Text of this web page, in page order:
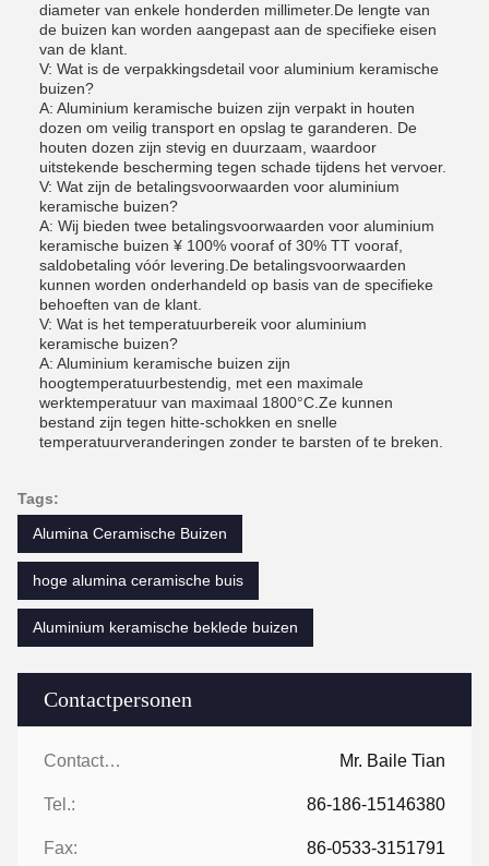
Contactpersonen
Contactpersonen: Mr. Baile Tian
Tel.: 86-186-15146380
Fax: 86-0533-3151791
diameter van enkele honderden millimeter.De lengte van
de buizen kan worden aangepast aan de specifieke eisen
van de klant.
V: Wat is de verpakkingsdetail voor aluminium keramische
buizen?
A: Aluminium keramische buizen zijn verpakt in houten
dozen om veilig transport en opslag te garanderen. De
houten dozen zijn stevig en duurzaam, waardoor
uitstekende bescherming tegen schade tijdens het vervoer.
V: Wat zijn de betalingsvoorwaarden voor aluminium
keramische buizen?
A: Wij bieden twee betalingsvoorwaarden voor aluminium
keramische buizen ¥ 100% vooraf of 30% TT vooraf,
saldobetaling vóór levering.De betalingsvoorwaarden
kunnen worden onderhandeld op basis van de specifieke
behoeften van de klant.
V: Wat is het temperatuurbereik voor aluminium
keramische buizen?
A: Aluminium keramische buizen zijn
hoogtemperatuurbestendig, met een maximale
werktemperatuur van maximaal 1800°C.Ze kunnen
bestand zijn tegen hitte-schokken en snelle
temperatuurveranderingen zonder te barsten of te breken.
Tags:
Alumina Ceramische Buizen
hoge alumina ceramische buis
Aluminium keramische beklede buizen